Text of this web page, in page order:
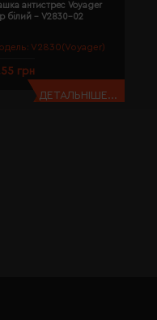
V2830(Voyager)
антистрес Voyager
білий - V2830-02
грн
ДЕТАЛЬНІШЕ...